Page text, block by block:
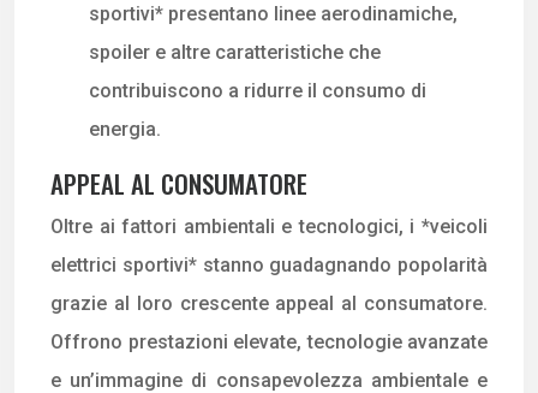
sportivi* presentano linee aerodinamiche,
spoiler e altre caratteristiche che
contribuiscono a ridurre il consumo di
energia.
APPEAL AL CONSUMATORE
Oltre ai fattori ambientali e tecnologici, i *veicoli
elettrici sportivi* stanno guadagnando popolarità
grazie al loro crescente appeal al consumatore.
Offrono prestazioni elevate, tecnologie avanzate
e un’immagine di consapevolezza ambientale e